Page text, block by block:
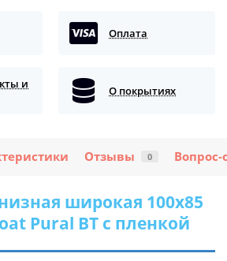
Оплата
и
О покрытиях
Отзывы 0 Вопрос-
широкая 100х85
Pural BT с пленкой